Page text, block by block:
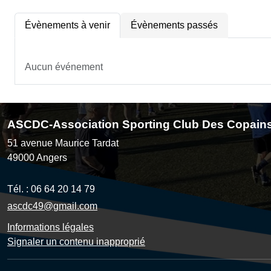
Évènements à venir Évènements passés
Aucun événement
ASCDC-Association Sporting Club Des
51 avenue Maurice Tardat
49000Angers
Tél. : 06 64 20 14 79
ascdc49@gmail.com
Informations légales
Signaler un contenu inapproprié